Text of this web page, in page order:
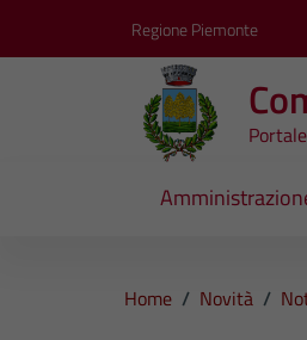
Regione Piemonte
Home / Novità /